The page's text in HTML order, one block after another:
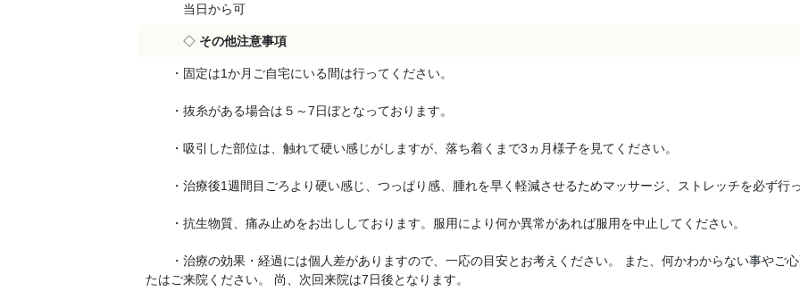
当日から可
◇ その他注意事項
・固定は1か月ご自宅にいる間は行ってください。
・抜糸がある場合は５～7日ぼとなっております。
・吸引した部位は、触れて硬い感じがしますが、落ち着くまで3ヵ月様子を見てください。
・治療後1週間目ごろより硬い感じ、つっぱり感、腫れを早く軽減させるためマッサージ、ストレッチを必ず行
・抗生物質、痛み止めをお出ししております。服用により何か異常があれば服用を中止してください。
・治療の効果・経過には個人差がありますので、一応の目安とお考えください。 また、何かわからない事やご
たはご来院ください。 尚、次回来院は7日後となります。